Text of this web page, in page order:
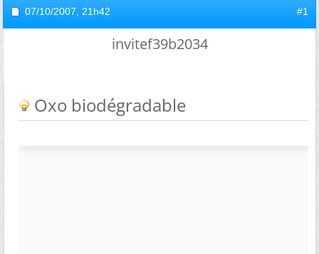
07/10/2007, 21h42 #1
invitef39b2034
Oxo biodégradable